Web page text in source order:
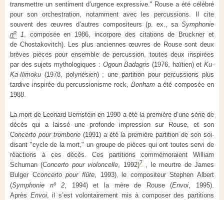
transmettre un sentiment d’urgence expressive." Rouse a été célébré
pour son orchestration, notamment avec les percussions. Il cite
souvent des œuvres d’autres compositeurs (p. ex., sa Symphonie
no 1, composée en 1986, incorpore des citations de Bruckner et
de Chostakovitch). Les plus anciennes œuvres de Rouse sont deux
brèves pièces pour ensemble de percussion, toutes deux inspirées
par des sujets mythologiques : Ogoun Badagris (1976, haïtien) etKu-
Ka-Ilimoku (1978, polynésien) ; une partition pour percussions plus
tardive inspirée du percussionisme rock, Bonhama été composée en
1988.
La mort de Leonard Bernstein en 1990 a été la première d’une série de
décès qui a laissé une profonde impression sur Rouse, et son
Concerto pour trombone(1991) a été la première partition de son soi-
disant "cycle de la mort," un groupe de pièces qui ont toutes servi de
réactions à ces décès. Ces partitions commémoraient William
Schuman (Concerto pour violoncelle, 1992)7, le meurtre de James
Bulger Cconcerto pour flûte, 1993),
le compositeur Stephen Albert
(Symphonie nº 2, 1994) et la mère de Rouse (Envoi, 1995).
Après Envoi, il s’est volontairement mis à composer des partitions